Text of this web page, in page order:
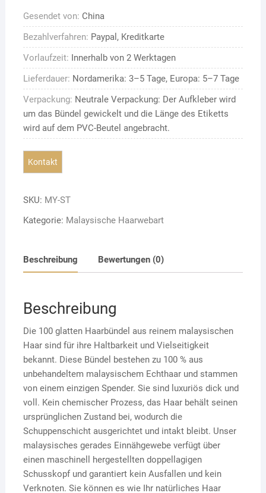
Gesendet von: China
Bezahlverfahren: Paypal, Kreditkarte
Vorlaufzeit: Innerhalb von 2 Werktagen
Lieferdauer: Nordamerika: 3–5 Tage, Europa: 5–7 Tage
Verpackung: Neutrale Verpackung: Der Aufkleber wird
um das Bündel gewickelt und die Länge des Etiketts
wird auf dem PVC-Beutel angebracht.
SKU: MY-ST
Kategorie: Malaysische Haarwebart
Beschreibung Bewertungen (0)
Beschreibung
Die 100 glatten Haarbündel aus reinem malaysischen
Haar sind für ihre Haltbarkeit und Vielseitigkeit
bekannt. Diese Bündel bestehen zu 100 % aus
unbehandeltem malaysischem Echthaar und stammen
von einem einzigen Spender. Sie sind luxuriös dick und
voll. Kein chemischer Prozess, das Haar behält seinen
ursprünglichen Zustand bei, wodurch die
Schuppenschicht ausgerichtet und intakt bleibt. Unser
malaysisches gerades Einnähgewebe verfügt über
einen maschinell hergestellten doppellagigen
Schusskopf und garantiert kein Ausfallen und kein
Verknoten. Sie können es wie Ihr natürliches Haar